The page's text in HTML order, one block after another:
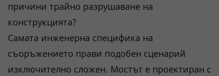
причини трайно разрушаване на
конструкцията?
Самата инженерна специфика на
съоръжението прави подобен сценарий
изключително сложен. Мостът е проектиран с